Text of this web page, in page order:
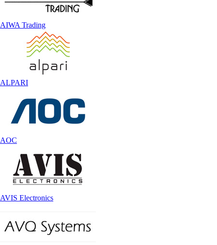
AIWA Trading
ALPARI
AOC
AVIS Electronics